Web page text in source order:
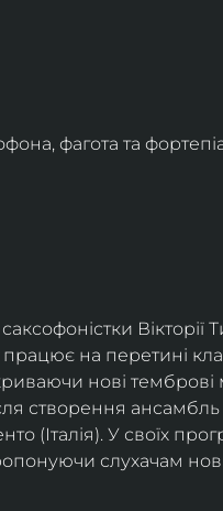
фагота та
Вікторії
на перетині
нові
створення ансамбль
(Італія). У своїх
слухачам